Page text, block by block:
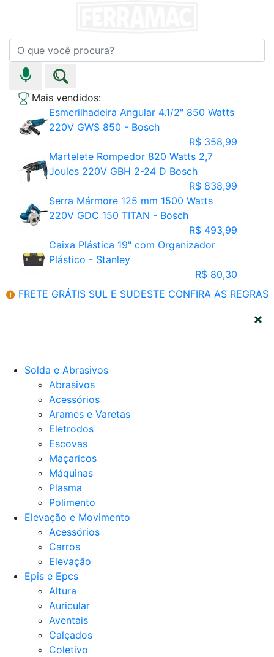
Mais vendidos:
Esmerilhadeira Angular 4.1/2" 850 Watts
220V GWS 850 - Bosch
R$ 358,99
Martelete Rompedor 820 Watts 2,7
Joules 220V GBH 2-24 D Bosch
R$ 838,99
Serra Mármore 125 mm 1500 Watts
220V GDC 150 TITAN - Bosch
R$ 493,99
Caixa Plástica 19" com Organizador
Plástico - Stanley
R$ 80,30
FRETE GRÁTIS SUL E SUDESTE CONFIRA AS REGRAS
Solda e Abrasivos
Abrasivos
Acessórios
Arames e Varetas
Eletrodos
Escovas
Maçaricos
Máquinas
Plasma
Polimento
Elevação e Movimento
Acessórios
Carros
Elevação
Epis e Epcs
Altura
Auricular
Aventais
Calçados
Coletivo